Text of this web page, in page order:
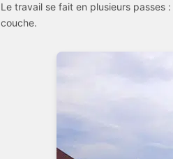
Le travail se fait en plusieurs passes
couche.